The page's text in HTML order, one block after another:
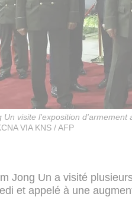
visite l'exposition
VIA KNS / AFP
Jong Un a visité
et appelé à une